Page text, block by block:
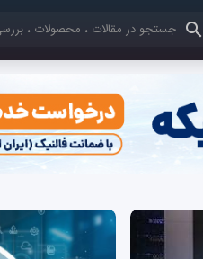
کلمات کلیدی خود را وارد کنید